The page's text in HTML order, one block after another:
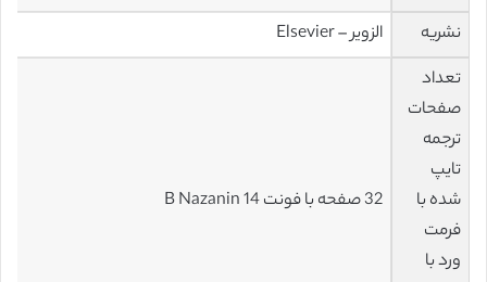
نشریه
الزویر – Elsevier
تعداد
صفحات
ترجمه
تایپ
شده با
فرمت
ورد با
32 صفحه با فونت 14 B Nazanin